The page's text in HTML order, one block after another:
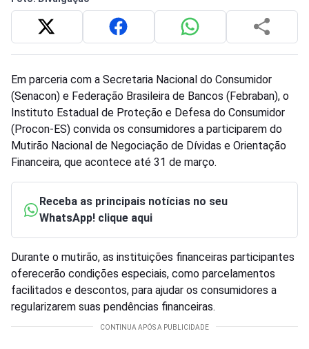
Em parceria com a Secretaria Nacional do Consumidor
(Senacon) e Federação Brasileira de Bancos (Febraban), o
Instituto Estadual de Proteção e Defesa do Consumidor
(Procon-ES) convida os consumidores a participarem do
Mutirão Nacional de Negociação de Dívidas e Orientação
Financeira, que acontece até 31 de março.
Receba as principais notícias no seu
WhatsApp! clique aqui
Durante o mutirão, as instituições financeiras participantes
oferecerão condições especiais, como parcelamentos
facilitados e descontos, para ajudar os consumidores a
regularizarem suas pendências financeiras.